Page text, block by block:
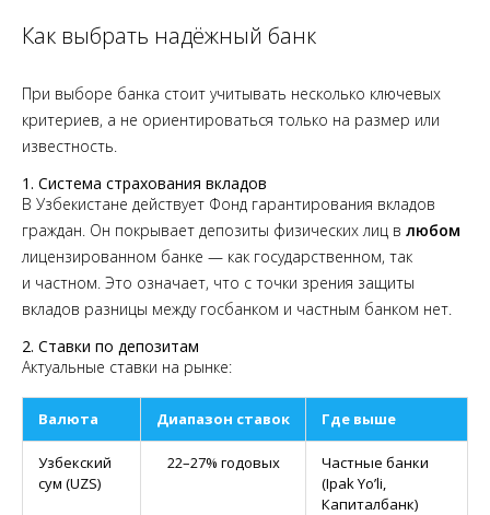
Как выбрать надёжный банк
При выборе банка стоит учитывать несколько ключевых
критериев, а не ориентироваться только на размер или
известность.
1. Система страхования вкладов
В Узбекистане действует Фонд гарантирования вкладов
граждан. Он покрывает депозиты физических лиц в любом
лицензированном банке — как государственном, так
и частном. Это означает, что с точки зрения защиты
вкладов разницы между госбанком и частным банком нет.
2. Ставки по депозитам
Актуальные ставки на рынке:
Валюта Диапазон ставок Где выше
Узбекский
сум (UZS)
22–27% годовых
Частные банки
(Ipak Yo’li,
Капиталбанк)